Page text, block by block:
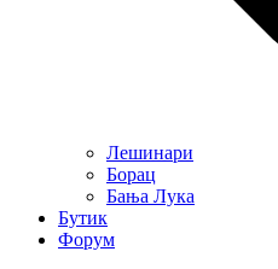
Лешинари
Борац
Бања Лука
Бутик
Форум